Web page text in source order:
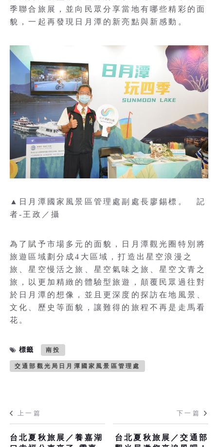
季聯合旅展，並向民眾分享當地有哪些精彩的面
貌，一起再發現日月潭的新亮點與新感動。
▲日月潭國家風景區管理處副處長廖錫標。 記
者-王政／攝
為了賦予市場多元的面貌，日月潭觀光圈特別將
旅遊區域劃分成4大區域，打造出星空浪漫之
旅、星空慢活之旅、星空氣味之旅、星空文青之
旅，以更加精緻的體驗型旅遊，顛覆民眾過往對
於日月潭的想像，並且更深度的探訪在地風景、
文化、歷史等面貌，讓難得的旅程不再是走馬看
花。
標籤 南投
交通部觀光局日月潭國家風景區管理處
上一篇
台北夏秋旅展／養嘉湖
下一篇
台北夏秋旅展／交通部